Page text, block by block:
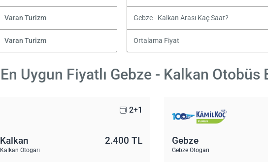
Varan Turizm Gebze - Kalkan Arası Kaç Saat?
Varan Turizm Ortalama Fiyat
En Uygun Fiyatlı Gebze - Kalkan Otobüs
2+1
Kalkan
Kalkan Otogarı
2.400 TL Gebze
Gebze Otogarı